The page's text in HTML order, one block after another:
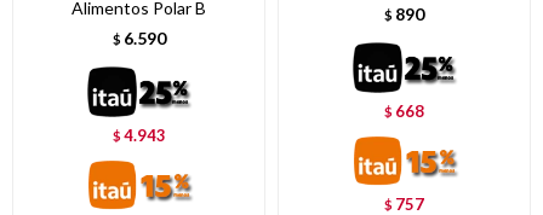
Alimentos Polar B
$ 6.590
$4.943
$ 890
$ 668
$ 757